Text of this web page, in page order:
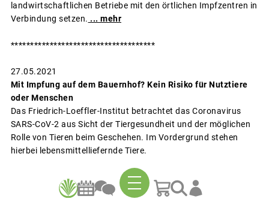
landwirtschaftlichen Betriebe mit den örtlichen Impfzentren in
Verbindung setzen. ... mehr
*************************************
27.05.2021
Mit Impfung auf dem Bauernhof? Kein Risiko für Nutztiere
oder Menschen
Das Friedrich-Loeffler-Institut betrachtet das Coronavirus
SARS-CoV-2 aus Sicht der Tiergesundheit und der möglichen
Rolle von Tieren beim Geschehen. Im Vordergrund stehen
hierbei lebensmittelliefernde Tiere.
Seit Beginn der Corona-Pandemie ist es zulässig, dass auch
unter Quarantäne befindliche oder erkrankte Landwirte nach